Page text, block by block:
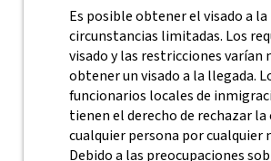
Es posible obtener el visado a
circunstancias limitadas. Los
visado y las restricciones varían
obtener un visado a la llegada.
funcionarios locales de
tienen el derecho de rechazar la
cualquier persona por cualquier
Debido a las preocupaciones